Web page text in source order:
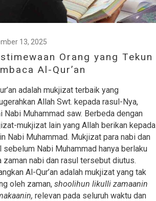
13, 2025
Orang yang Tekun
Al-Qur’an
adalah mukjizat terbaik yang
Allah Swt. kepada rasul-Nya,
Nabi Muhammad saw. Berbeda dengan
mukjizat lain yang Allah berikan kepada
Nabi Muhammad. Mukjizat para nabi dan
sebelum Nabi Muhammad hanya berlaku
zaman nabi dan rasul tersebut diutus.
Al-Qur’an adalah mukjizat yang tak
oleh zaman, shoolihun likulli zamaanin
relevan pada seluruh waktu dan